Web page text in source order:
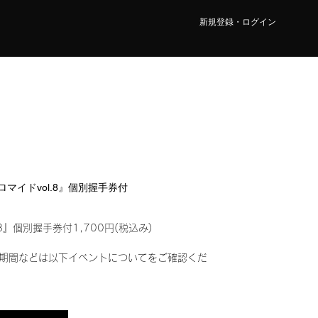
新規登録・ログイン
マイドvol.8』個別握手券付
』個別握手券付1,700円(税込み)
間などは以下イベントについてをご確認くだ